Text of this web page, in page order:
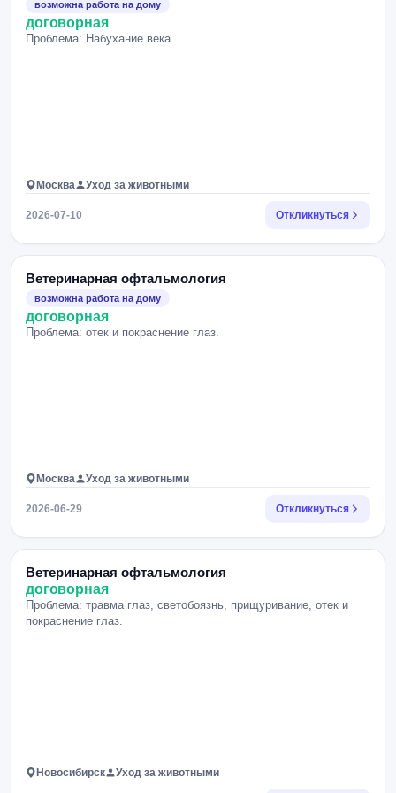
возможна работа на дому
договорная
Проблема: Набухание века.
Москва Уход за животными
2026-07-10 Откликнуться
Ветеринарная офтальмология
возможна работа на дому
договорная
Проблема: отек и покраснение глаз.
Москва Уход за животными
2026-06-29 Откликнуться
Ветеринарная офтальмология
договорная
Проблема: травма глаз, светобоязнь, прищуривание, отек и
покраснение глаз.
Новосибирск Уход за животными